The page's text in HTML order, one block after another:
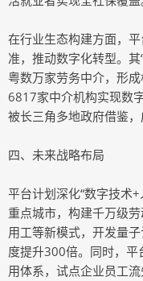
在行业生态构建方面，
准，推动数字化转型。其
粤数万家劳务中介，形
6817家中介机构实现数
被长三角多地政府借鉴，
四、未来战略布局
平台计划深化“数字技术
重点城市，构建千万级
用工等新模式，开发量
度提升300倍。同时，
用体系，试点企业员工